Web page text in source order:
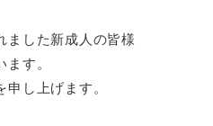
ました新成人の皆様
ます。
し上げます。